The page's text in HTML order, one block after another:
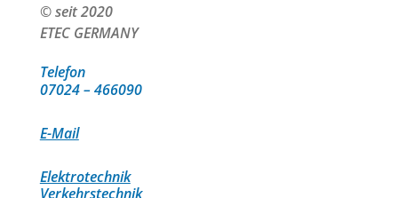
© seit 2020
ETEC GERMANY
Telefon
07024 – 466090
E-Mail
Elektrotechnik
Verkehrstechnik